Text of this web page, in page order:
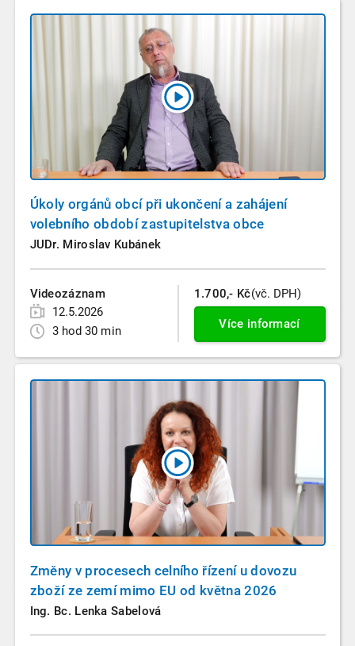
Úkoly orgánů obcí při ukončení a zahájení
volebního období zastupitelstva obce
JUDr. Miroslav Kubánek
Videozáznam
12.5.2026
3 hod 30 min
1.700,- Kč(vč. DPH)
Více informací
Změny v procesech celního řízení u dovozu
zboží ze zemí mimo EU od května 2026
Ing. Bc. Lenka Sabelová